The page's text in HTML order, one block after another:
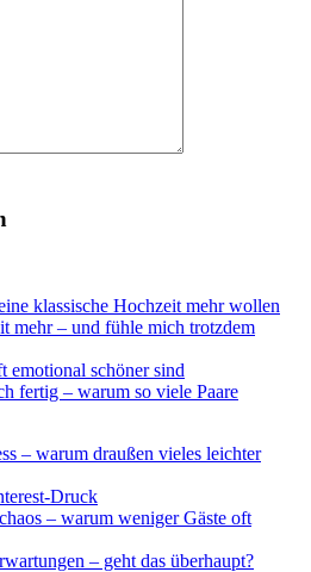
klassische Hochzeit mehr wollen
mehr – und fühle mich trotzdem
emotional schöner sind
fertig – warum so viele Paare
– warum draußen vieles leichter
Druck
– warum weniger Gäste oft
– geht das überhaupt?